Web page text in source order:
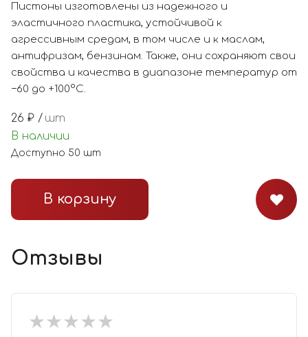
Пистоны изготовлены из надежного и
эластичного пластика, устойчивой к
агрессивным средам, в том числе и к маслам,
антифризам, бензинам. Также, они сохраняют свои
свойства и качества в диапазоне температур от
−60 до +100°С.
26 ₽ / шт
В наличии
Доступно 50 шт
В корзину
Отзывы
★★★★★
★★★★★